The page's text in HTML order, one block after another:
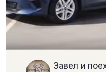
Завел и